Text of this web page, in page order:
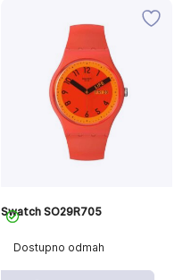
Dostupno odmah
Swatch SO29R705